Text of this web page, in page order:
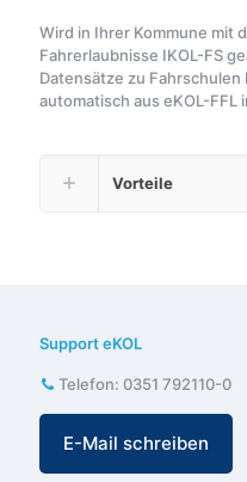
Wird in Ihrer Kommune mit
Fahrerlaubnisse IKOL-FS
Datensätze zu
automatisch aus eKOL-FFL
Vorteile
Support eKOL
Telefon: 0351 792110-0
E-Mail schreiben